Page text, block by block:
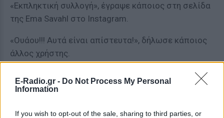
E-Radio.gr - Do Not Process My Personal
Information
If you wish to opt-out of the sale, sharing to third parties, or
«Εκπληκτική συλλογή», έγραψε κάποιος στη σελίδα
της Ema Savahl στο Instagram.
«Ουάου!!! Αυτά είναι απίστευτα!», δήλωσε κάποιος
άλλος χρήστης.
Άλλοι πάλι αναρωτήθηκαν «ποιος στο καλό» θα τα
φορέσει αυτά τα μαγιό και πού.